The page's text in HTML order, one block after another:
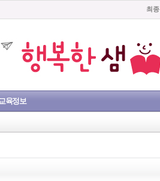
최
육정보